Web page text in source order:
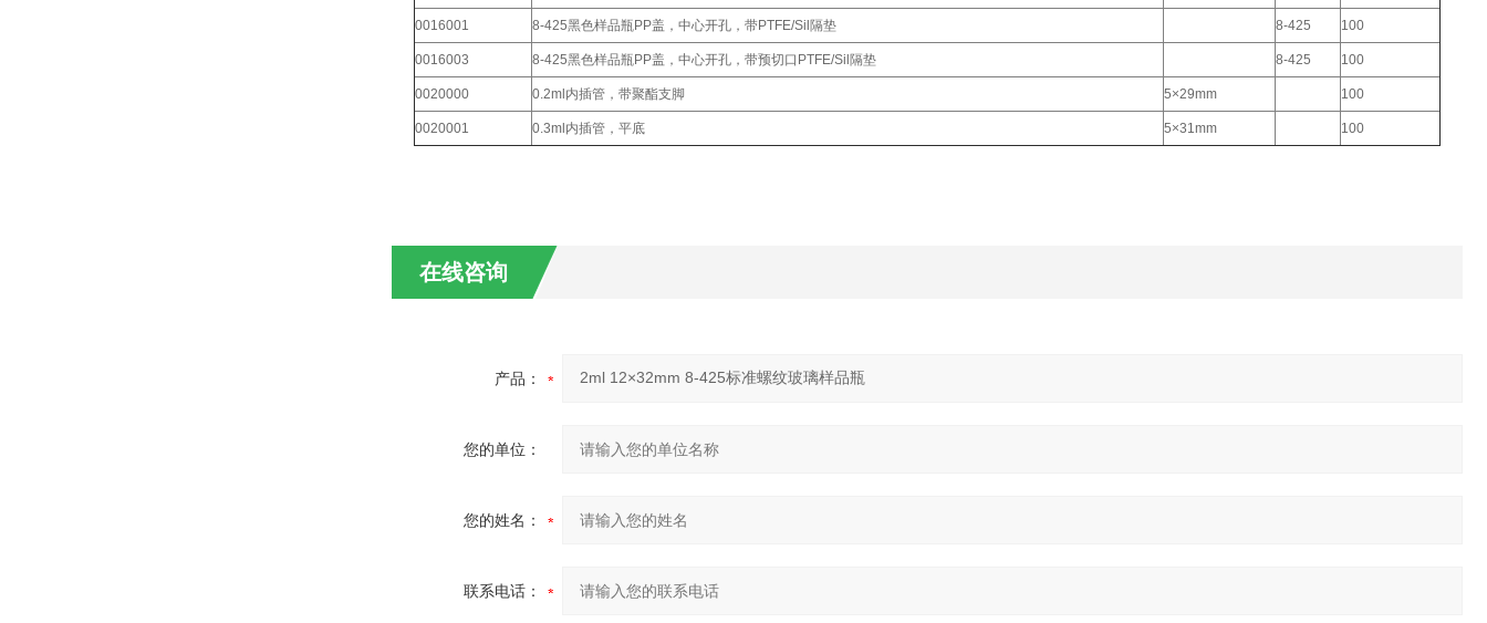
0016001 8-425黑色样品瓶PP盖，中心开孔，带PTFE/Sil隔垫 8-425 100
0016003 8-425黑色样品瓶PP盖，中心开孔，带预切口PTFE/Sil隔垫 8-425 100
0020000 0.2ml内插管，带聚酯支脚 5×29mm 100
0020001 0.3ml内插管，平底 5×31mm 100
在线咨询
产品：
您的单位：
您的姓名：
联系电话：